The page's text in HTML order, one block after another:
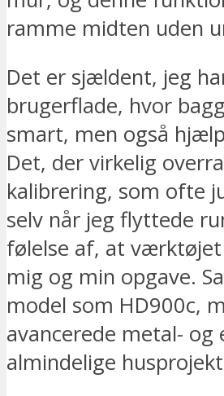
ramme midten uden
Det er sjældent, jeg
brugerflade, hvor
smart, men også
Det, der virkelig
kalibrering, som ofte
selv når jeg flyttede
følelse af, at
mig og min opgave.
model som HD900c,
avancerede metal- og
almindelige